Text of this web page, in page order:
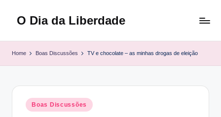
O Dia da Liberdade
Home Boas Discussões TV e chocolate – as minhas drogas de eleição
Posted
in
Boas Discussões